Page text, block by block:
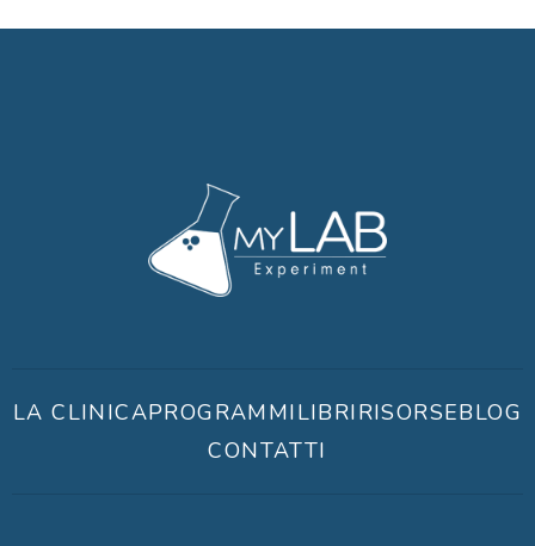
LA CLINICAPROGRAMMILIBRIRISORSEBLOG
CONTATTI